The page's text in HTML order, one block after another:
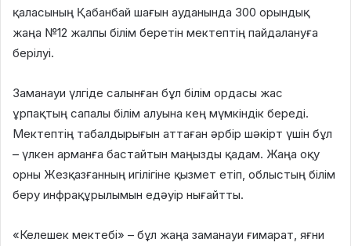
қаласының Қабанбай шағын ауданында 300 орындық
жаңа №12 жалпы білім беретін мектептің пайдалануға
берілуі.
Заманауи үлгіде салынған бұл білім ордасы жас
ұрпақтың сапалы білім алуына кең мүмкіндік береді.
Мектептің табалдырығын аттаған әрбір шәкірт үшін бұл
– үлкен арманға бастайтын маңызды қадам. Жаңа оқу
орны Жезқазғанның игілігіне қызмет етіп, облыстың білім
беру инфрақұрылымын едәуір нығайтты.
«Келешек мектебі» – бұл жаңа заманауи ғимарат, яғни